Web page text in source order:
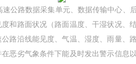
速公路数据采集单元、数据传输中心、
和路面状况（路面温度、干湿状况、
路沿线能见度、气温、湿度、雨量、
恶劣气象条件下能及时发出警示信息